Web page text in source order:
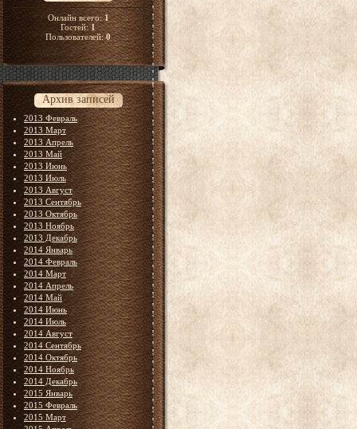
Онлайн всего:1
Гостей:1
Пользователей:0
Архив записей
2013 Февраль
2013 Март
2013 Апрель
2013 Май
2013 Июнь
2013 Июль
2013 Август
2013 Сентябрь
2013 Октябрь
2013 Ноябрь
2013 Декабрь
2014 Январь
2014 Февраль
2014 Март
2014 Апрель
2014 Май
2014 Июнь
2014 Июль
2014 Август
2014 Сентябрь
2014 Октябрь
2014 Ноябрь
2014 Декабрь
2015 Январь
2015 Февраль
2015 Март